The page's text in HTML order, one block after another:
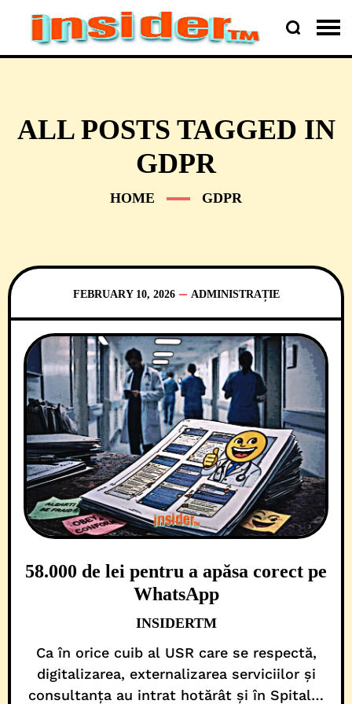
ALL POSTS TAGGED IN
GDPR
HOME GDPR
FEBRUARY 10, 2026 ADMINISTRAȚIE
58.000 de lei pentru a apăsa corect pe
WhatsApp
INSIDERTM
Ca în orice cuib al USR care se respectă,
digitalizarea, externalizarea serviciilor și
consultanța au intrat hotărât și în Spitalul